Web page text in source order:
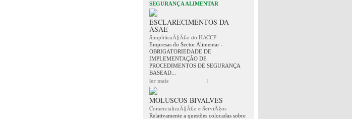
SEGURANÇA ALIMENTAR
ESCLARECIMENTOS DA
ASAE
SimplificaÃ§Ã£o do HACCP
Empresas do Sector Alimentar -
OBRIGATORIEDADE DE
IMPLEMENTAÇÂO DE
PROCEDIMENTOS DE SEGURANÇA
BASEAD...
ler mais
1
MOLUSCOS BIVALVES
ComercializaÃ§Ã£o e ServiÃ§os
Relativamente a questões colocadas sobre